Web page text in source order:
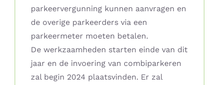
parkeervergunning kunnen aanvragen en
de overige parkeerders via een
parkeermeter moeten betalen.
De werkzaamheden starten einde van dit
jaar en de invoering van combiparkeren
zal begin 2024 plaatsvinden. Er zal